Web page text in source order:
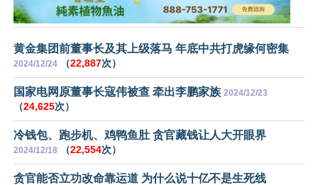
黄金集团前董事长及其上级落马 年底中共打虎缘何密集
2024/12/24 （22,887次）
国家电网原董事长寇伟被查 牵出李鹏家族 2024/12/23
（24,625次）
冷钱包、跑步机、鸡鸭鱼肚 贪官藏钱让人大开眼界
2024/12/18 （22,554次）
贪官能否立功改命靠运道 为什么说十亿不是生死线